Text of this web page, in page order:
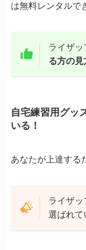
は無料レンタルで
ライザ
る方の見
自宅練習用グッ
いる！
あなたが上達する
ライザ
選ばれて